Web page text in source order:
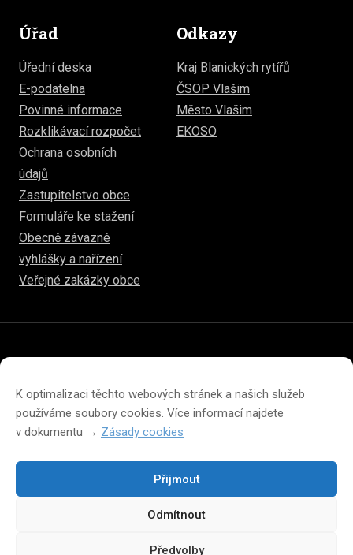
K optimalizaci těchto webových stránek a našich služeb
používáme soubory cookies. Více informací najdete
v dokumentu → Zásady cookies
Přijmout
Odmítnout
Předvolby
Úřad
Úřední deska
E-podatelna
Povinné informace
Rozklikávací rozpočet
Ochrana osobních
údajů
Zastupitelstvo obce
Formuláře ke stažení
Obecně závazné
vyhlášky a nařízení
Veřejné zakázky obce
Odkazy
Kraj Blanických rytířů
ČSOP Vlašim
Město Vlašim
EKOSO
Prohlášení o přístupnosti
Prohlášení o ochraně soukromí
Zásady cookies (EU)
Změna velikosti písma na webu